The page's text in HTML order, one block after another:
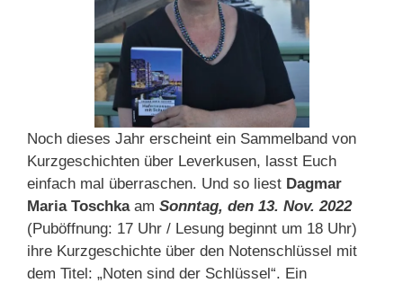
Noch dieses Jahr erscheint ein Sammelband von
Kurzgeschichten über Leverkusen, lasst Euch
einfach mal überraschen. Und so liest Dagmar
Maria Toschkaam Sonntag, den 13. Nov. 2022
(Puböffnung: 17 Uhr / Lesung beginnt um 18 Uhr)
ihre Kurzgeschichte über den Notenschlüssel mit
dem Titel: „Noten sind der Schlüssel“. Ein